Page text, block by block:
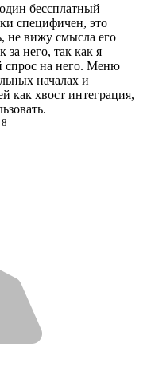
бессплатный
специфичен, это
не вижу смысла его
за него, так как я
спрос на него. Меню
началах и
как хвост интеграция,
8